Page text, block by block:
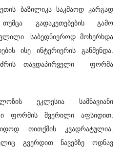
ბაზილიკა საკმაოდ კარგად
გადაკეთებების გამო
საბედნიეროდ მოხერხდა
ისე ინტერიერის გაწმენდა.
თავდაპირველი ფორმა
ეკლესია სამნავიანი
ფორმის შვერილი აფსიდით.
თითქმის კვადრატულია.
გვერდით ნავებზე ოდნავ